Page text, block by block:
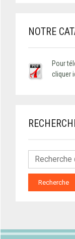
NOTRE
Pour
cliquer
Recherche